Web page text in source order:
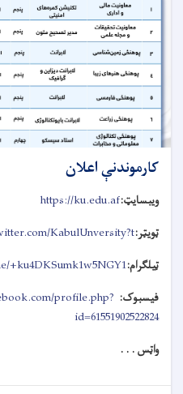
کارموندنې اعلان
ویبسایټ:https://ku.edu.af
ټویټر:KabulUnversity?t
ټیلګرام:+ku4DKSumk1w5NGY1
فیسبوک: profile.php?
id=61551902522824
واټس . . .